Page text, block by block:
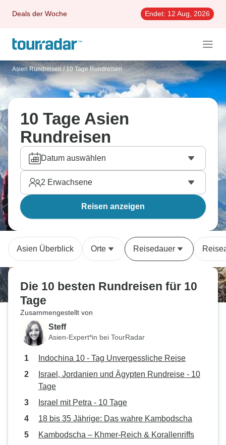
Deals der Woche Endet: 12 Aug, 2026
Asien Rundreisen / 10 Tage Rundreisen
10 Tage Asien
Rundreisen
Datum auswählen
2 Erwachsene
Reisen anzeigen
Asien Überblick Orte Reisedauer
Die 10 besten Rundreisen für 10
Tage
Zusammengestellt von
Steff
Asien-Expert*in bei TourRadar
Indochina 10 - Tag Unvergessliche Reise
Israel, Jordanien und Ägypten Rundreise - 10
Tage
Israel mit Petra - 10 Tage
18 bis 35 Jährige: Das wahre Kambodscha
Kambodscha – Khmer-Reich & Korallenriffs